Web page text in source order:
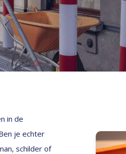
in de
je echter
schilder of